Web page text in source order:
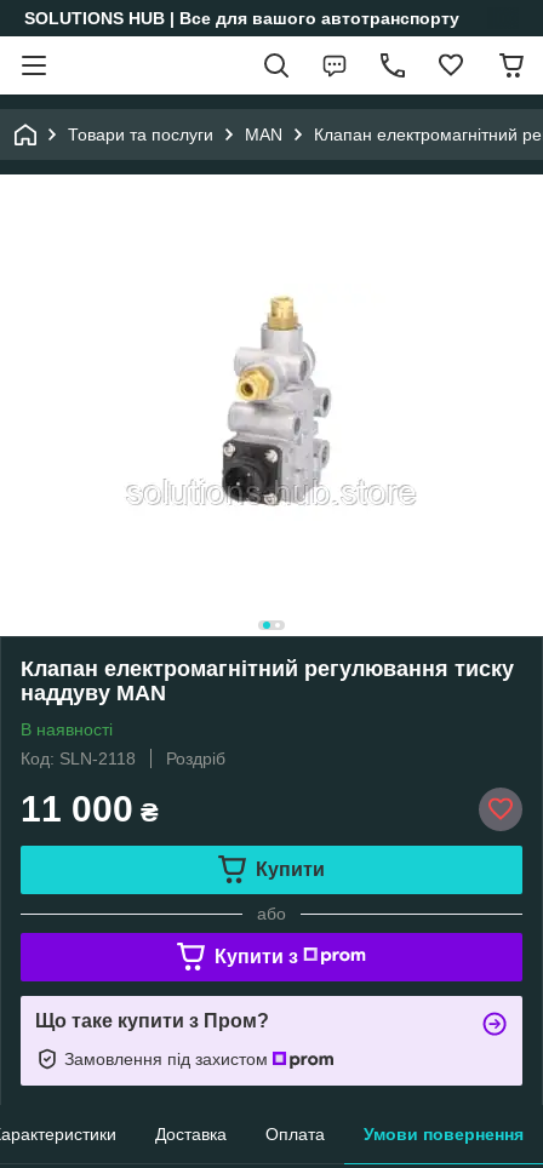
SOLUTIONS HUB | Все для вашого автотранспорту
Товари та послуги MAN Клапан електромагнітний
Клапан електромагнітний регулювання тиску
наддуву MAN
В наявності
Код: SLN-2118
Роздріб
11 000 ₴
Купити
або
Купити з
Що таке купити з Пром?
Замовлення під захистом
Доставка Оплата Умови повернення